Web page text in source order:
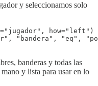
y seleccionamos solo
how="left")
"bandera", "eq",
banderas y todas las
y lista para usar en lo